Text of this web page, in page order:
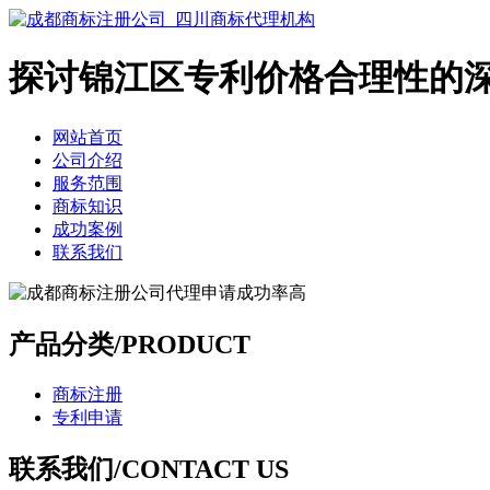
探讨锦江区专利价格合理性的
网站首页
公司介绍
服务范围
商标知识
成功案例
联系我们
产品分类/PRODUCT
商标注册
专利申请
联系我们/CONTACT US